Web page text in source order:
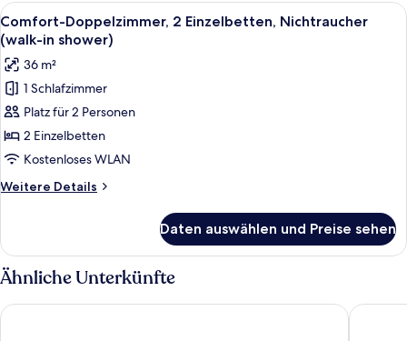
Alle
Fotos
für
Comfort-
Doppelzimmer,
2 Einzelbetten,
Nichtraucher
(walk-
in
shower)
Ein modernes Hotelzimmer mit
2
Comfort-Doppelzimmer, 2 Einzelbetten, Nichtraucher
(walk-in shower)
36 m²
1 Schlafzimmer
Platz für 2 Personen
2 Einzelbetten
Kostenloses WLAN
Weitere Details
Weitere
Doppelzimmer,
2 Einzelbetten,
Nichtraucher
(walk-
in
Daten auswählen und Preise sehen
Ähnliche Unterkünfte
Hotel Nassau Breda, Autograph Collection by Marriott